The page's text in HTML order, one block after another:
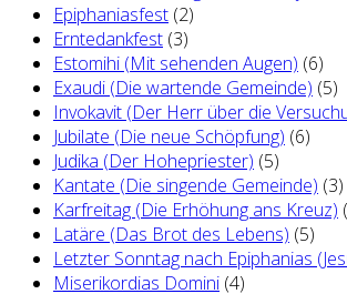
Epiphaniasfest (2)
Erntedankfest (3)
Estomihi (Mit sehenden Augen) (6)
Exaudi (Die wartende Gemeinde) (5)
Invokavit (Der Herr über die
Jubilate (Die neue Schöpfung) (6)
Judika (Der Hohepriester) (5)
Kantate (Die singende Gemeinde) (3)
Karfreitag (Die Erhöhung ans Kreuz)
Latäre (Das Brot des Lebens) (5)
Letzter Sonntag nach Epiphanias
Miserikordias Domini (4)